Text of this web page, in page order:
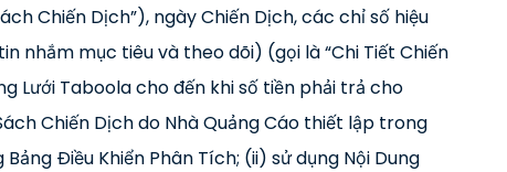
Chiến Dịch”), ngày Chiến Dịch, các chỉ số hiệu
nhắm mục tiêu và theo dõi) (gọi là “Chi Tiết Chiến
Lưới Taboola cho đến khi số tiền phải trả cho
Chiến Dịch do Nhà Quảng Cáo thiết lập trong
Điều Khiển Phân Tích; (ii) sử dụng Nội Dung